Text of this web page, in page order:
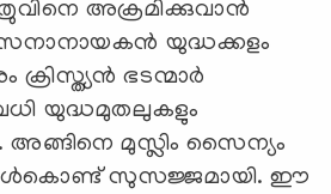
അക്രമിക്കുവാന്‍
യുദ്ധക്കളം
ക്രിസ്ത്യന്‍ ഭടന്മാര്‍
യുദ്ധമുതലുകളും
അങ്ങിനെ മുസ്ലിം സൈന്യം
സുസജ്ജമായി. ഈ